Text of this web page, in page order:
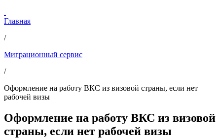
Главная
/
Миграционный сервис
/
Оформление на работу ВКС из визовой страны, если нет
рабочей визы
Оформление на работу ВКС из визовой
страны, если нет рабочей визы